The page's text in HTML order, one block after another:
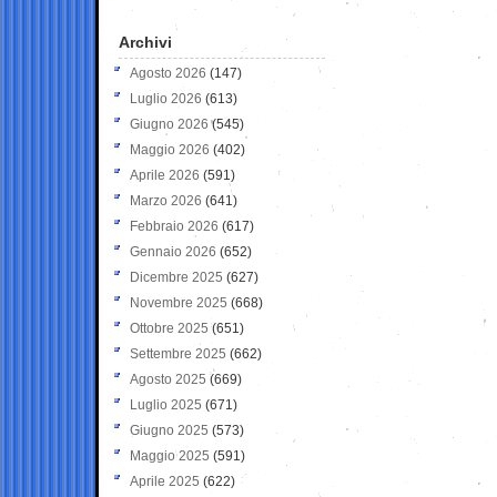
Archivi
Agosto 2026 (147)
Luglio 2026 (613)
Giugno 2026 (545)
Maggio 2026 (402)
Aprile 2026 (591)
Marzo 2026 (641)
Febbraio 2026 (617)
Gennaio 2026 (652)
Dicembre 2025 (627)
Novembre 2025 (668)
Ottobre 2025 (651)
Settembre 2025 (662)
Agosto 2025 (669)
Luglio 2025 (671)
Giugno 2025 (573)
Maggio 2025 (591)
Aprile 2025 (622)